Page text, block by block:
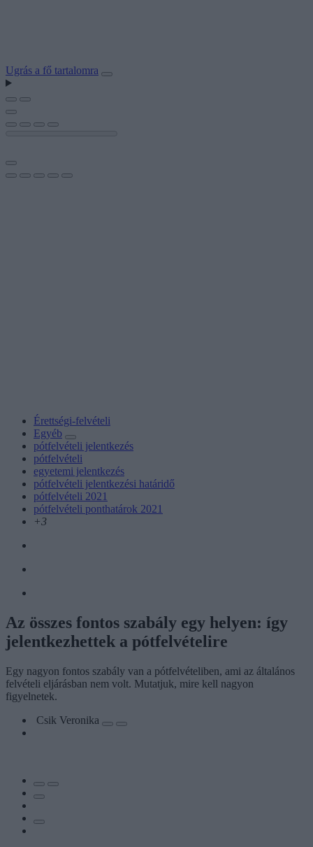
Ugrás a fő tartalomra
Érettségi-felvételi
Egyéb
pótfelvételi jelentkezés
pótfelvételi
egyetemi jelentkezés
pótfelvételi jelentkezési határidő
pótfelvételi 2021
pótfelvételi ponthatárok 2021
+3
Az összes fontos szabály egy helyen: így
jelentkezhettek a pótfelvételire
Egy nagyon fontos szabály van a pótfelvételiben, ami az általános
felvételi eljárásban nem volt. Mutatjuk, mire kell nagyon
figyelnetek.
Csik Veronika